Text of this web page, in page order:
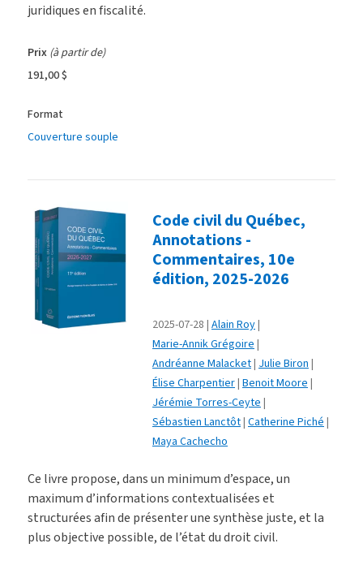
juridiques en fiscalité.
Prix (à partir de)
191,00 $
Format
Couverture souple
Code civil du Québec,
Annotations -
Commentaires, 10e
édition, 2025-2026
2025-07-28 Alain Roy
Marie-Annik Grégoire
Andréanne Malacket Julie Biron
Élise Charpentier Benoit Moore
Jérémie Torres-Ceyte
Sébastien Lanctôt Catherine Piché
Maya Cachecho
Ce livre propose, dans un minimum d’espace, un
maximum d’informations contextualisées et
structurées afin de présenter une synthèse juste, et la
plus objective possible, de l’état du droit civil.